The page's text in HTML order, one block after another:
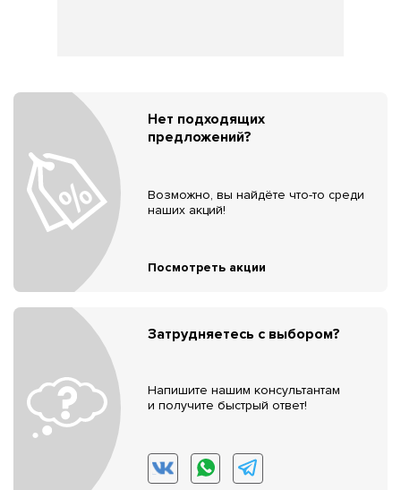
Нет подходящих
предложений?
Возможно, вы найдёте что-то среди
наших акций!
Посмотреть акции
Затрудняетесь с выбором?
Напишите нашим консультантам
и получите быстрый ответ!